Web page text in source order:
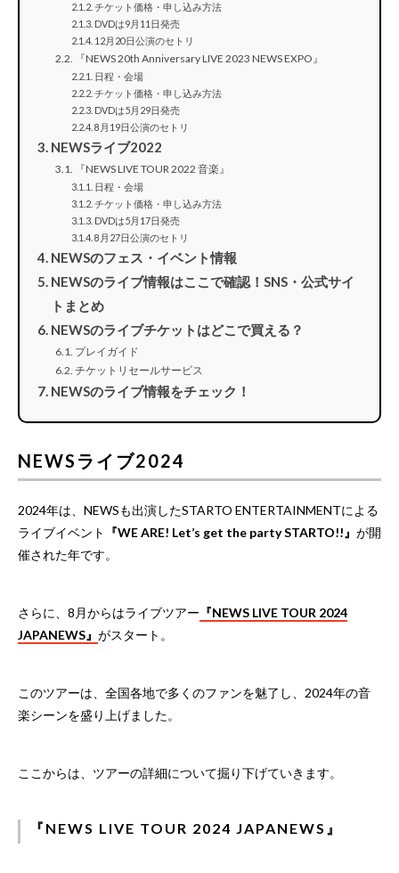
チケット価格・申し込み方法
DVDは9月11日発売
12月20日公演のセトリ
『NEWS 20th Anniversary LIVE 2023 NEWS EXPO』
日程・会場
チケット価格・申し込み方法
DVDは5月29日発売
8月19日公演のセトリ
NEWSライブ2022
『NEWS LIVE TOUR 2022 音楽』
日程・会場
チケット価格・申し込み方法
DVDは5月17日発売
8月27日公演のセトリ
NEWSのフェス・イベント情報
NEWSのライブ情報はここで確認！SNS・公式サイ
トまとめ
NEWSのライブチケットはどこで買える？
プレイガイド
チケットリセールサービス
NEWSのライブ情報をチェック！
NEWSライブ2024
2024年は、NEWSも出演したSTARTO ENTERTAINMENTによる
ライブイベント
『WE ARE! Let’s get the party STARTO!!』 が開
催された年です。
さらに、8月からはライブツアー 『NEWS LIVE TOUR 2024
JAPANEWS』 がスタート。
このツアーは、全国各地で多くのファンを魅了し、2024年の音
楽シーンを盛り上げました。
ここからは、ツアーの詳細について掘り下げていきます。
『NEWS LIVE TOUR 2024 JAPANEWS』